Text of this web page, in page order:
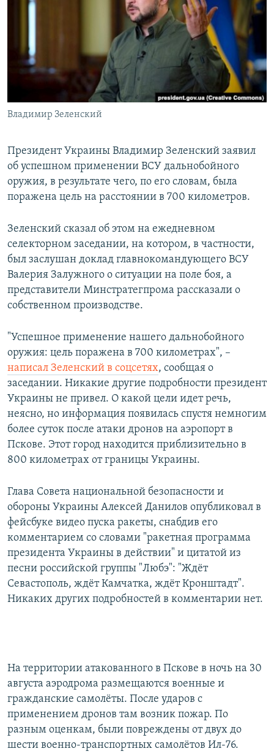
ПОДПИШИТЕСЬ НА РАССЫЛКУ
СОЦИАЛЬНЫЕ СЕТИ
Все сайты РСЕ/РС
Владимир Зеленский
Президент Украины Владимир Зеленский заявил
об успешном применении ВСУ дальнобойного
оружия, в результате чего, по его словам, была
поражена цель на расстоянии в 700 километров.
Зеленский сказал об этом на ежедневном
селекторном заседании, на котором, в частности,
был заслушан доклад главнокомандующего ВСУ
Валерия Залужного о ситуации на поле боя, а
представители Минстратегпрома рассказали о
собственном производстве.
"Успешное применение нашего дальнобойного
оружия: цель поражена в 700 километрах", –
написал Зеленский в соцсетях, сообщая о
заседании. Никакие другие подробности президент
Украины не привел. О какой цели идет речь,
неясно, но информация появилась спустя немногим
более суток после атаки дронов на аэропорт в
Пскове. Этот город находится приблизительно в
800 километрах от границы Украины.
Глава Совета национальной безопасности и
обороны Украины Алексей Данилов опубликовал в
фейсбуке видео пуска ракеты, снабдив его
комментарием со словами "ракетная программа
президента Украины в действии" и цитатой из
песни российской группы "Любэ": "Ждёт
Севастополь, ждёт Камчатка, ждёт Кронштадт".
Никаких других подробностей в комментарии нет.
На территории атакованного в Пскове в ночь на 30
августа аэродрома размещаются военные и
гражданские самолёты. После ударов с
применением дронов там возник пожар. По
разным оценкам, были повреждены от двух до
шести военно-транспортных самолётов Ил-76.